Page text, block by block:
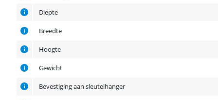
Diepte
Breedte
Hoogte
Gewicht
Bevestiging aan sleutelhanger